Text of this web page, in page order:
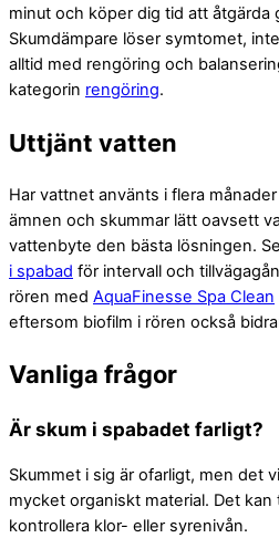
minut och köper dig tid att åtgärda
Skumdämpare löser symtomet,
alltid med rengöring och
kategorin rengöring.
Uttjänt vatten
Har vattnet använts i flera
ämnen och skummar lätt oavsett
vattenbyte den bästa lösningen.
i spabad för intervall och
rören med AquaFinesse Spa Clean
eftersom biofilm i rören också
Vanliga frågor
Är skum i spabadet farligt?
Skummet i sig är ofarligt, men det
mycket organiskt material. Det
kontrollera klor- eller syrenivån.